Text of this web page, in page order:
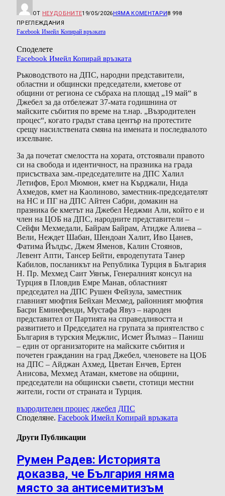
ОТ НЕУДОБНИТЕ19/05/2026НЯМА КОМЕНТАРИ8 998
ПРЕГЛЕЖДАНИЯ
Facebook Имейл Копирай връзката
Споделете
Facebook Имейл Копирай връзката
Ръководството на ДПС, народни представители,
областни и общински председатели, кметове от
общини от региона се събраха на площад „19 май“ в
Джебел за да отбележат 37-мата годишнина от
майските събития по време на т.нар. „Възродителен
процес“, когато градът става център на протестите
срещу насилствената смяна на имената и последвалото
изселване.
За да почетат смелостта на хората, отстоявали правото
си на свобода и идентичност, на празника на града
присъстваха зам.-председателите на ДПС Халил
Летифов, Ерол Мюмюн, кмет на Кърджали, Нида
Ахмедов, кмет на Каолиново, заместник-председателят
на НС и ПГ на ДПС Айтен Сабри, домакин на
празника бе кметът на Джебел Неджми Али, който е и
член на ЦОБ на ДПС, народните представители –
Сейфи Мехмедали, Байрам Байрам, Атидже Алиева –
Вели, Неждет Шабан, Шендоан Халит, Иво Цанев,
Фатима Йълдъс, Джем Яменов, Калин Стоянов,
Левент Апти, Тансер Бейти, евродепутата Танер
Кабилов, посланикът на Република Турция в България
Н. Пр. Мехмед Саит Уянък, Генералният консул на
Турция в Пловдив Емре Манав, областният
председател на ДПС Рушен Фейзула, заместник
главният мюфтия Бейхан Мехмед, районният мюфтия
Басри Еминефенди, Мустафа Явуз – народен
представител от Партията на справедливостта и
развитието и Председател на групата за приятелство с
България в турския Меджлис, Исмет Йълмаз – Паниш
– един от организаторите на майските събития и
почетен гражданин на град Джебел, членовете на ЦОБ
на ДПС – Айджан Ахмед, Цветан Енчев, Ертен
Анисова, Мехмед Атаман, кметове на общини,
председатели на общински съвети, стотици местни
жители, гости от страната и Турция.
възродителен процес джебел ДПС
Споделяне. Facebook Имейл Копирай връзката
Други Публикации
Румен Радев: Историята
доказва, че България няма
място за антисемитизъм